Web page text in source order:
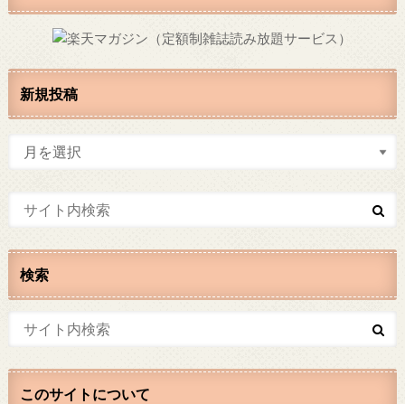
新規投稿
検索
このサイトについて